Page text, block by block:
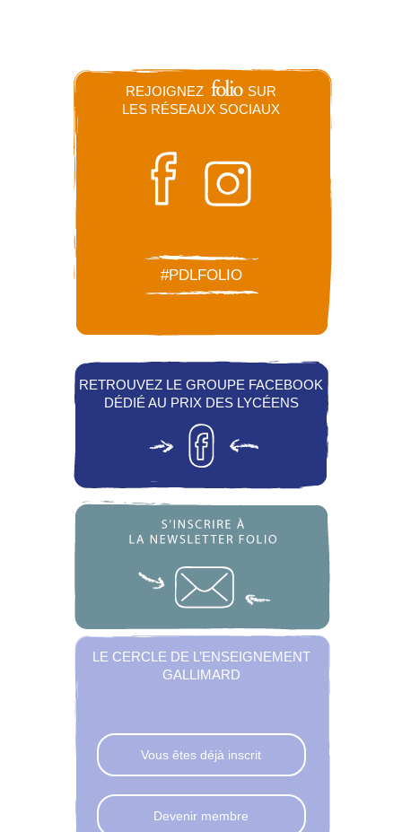
REJOIGNEZ
SUR
LES RÉSEAUX SOCIAUX
#PDLFOLIO
RETROUVEZ LE GROUPE FACEBOOK
DÉDIÉ AU PRIX DES LYCÉENS
LE CERCLE DE L’ENSEIGNEMENT
GALLIMARD
Vous êtes déjà inscrit
Devenir membre